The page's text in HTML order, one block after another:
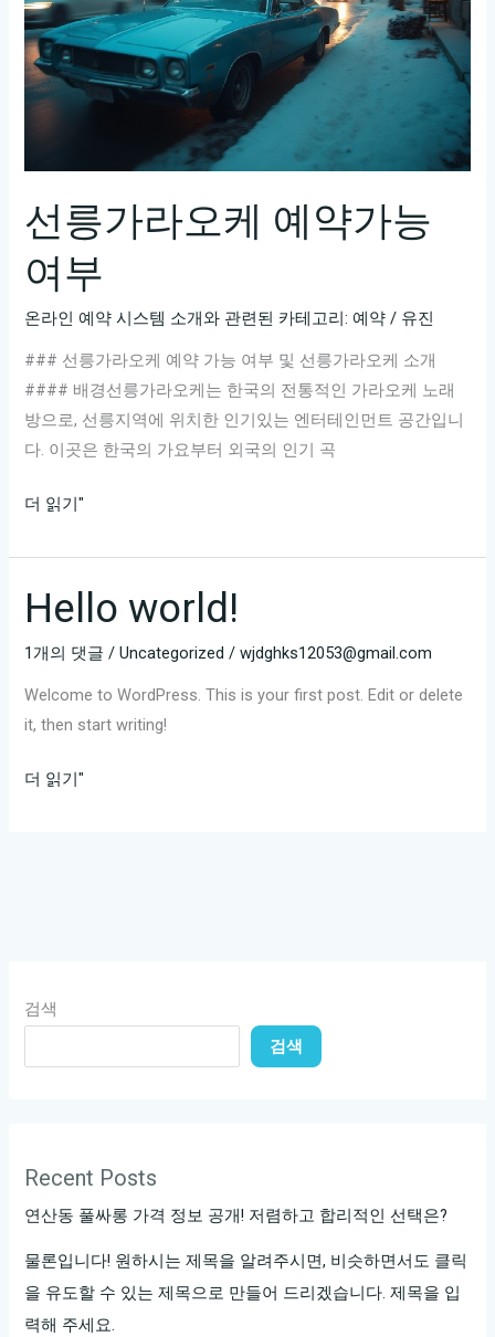
래
만
모
노
래
방
필
곡
모
음
선릉가라오케 예약가능
여부
온라인 예약 시스템 소개와 관련된 카테고리: 예약 / 유진
### 선릉가라오케 예약 가능 여부 및 선릉가라오케 소개
#### 배경선릉가라오케는 한국의 전통적인 가라오케 노래
방으로, 선릉지역에 위치한 인기있는 엔터테인먼트 공간입니
다. 이곳은 한국의 가요부터 외국의 인기 곡
선
가
라
오
케
능
더 읽기"
Hello world!
1개의 댓글 /Uncategorized /wjdghks12053@gmail.com
Welcome to WordPress. This is your first post. Edit or delete
it, then start writing!
Hello
더 읽기"
검색
검색
Recent Posts
연산동 풀싸롱 가격 정보 공개! 저렴하고 합리적인 선택은?
물론입니다! 원하시는 제목을 알려주시면, 비슷하면서도 클릭
을 유도할 수 있는 제목으로 만들어 드리겠습니다. 제목을 입
력해 주세요.